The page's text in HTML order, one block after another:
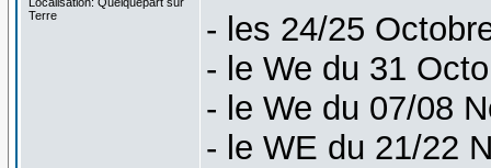
Terre
- les 24/25
- le We du 31
- le We du 07/08
- le WE du 21/22